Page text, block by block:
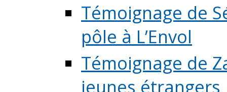
Témoignage de
pôle à L’Envol
Témoignage de
jeunes étrangers